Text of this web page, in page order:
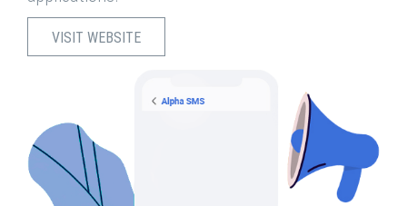
VISIT WEBSITE